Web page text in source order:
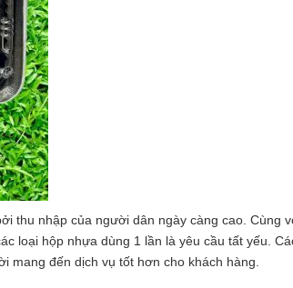
thu nhập của người dân ngày càng cao. Cùng
loại hộp nhựa dùng 1 lần là yêu cầu tất yếu.
mang đến dịch vụ tốt hơn cho khách hàng.